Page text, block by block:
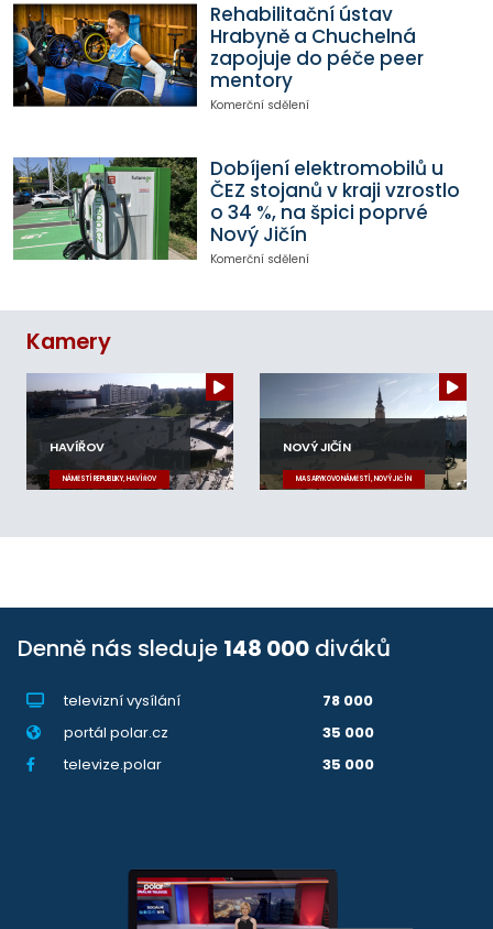
Rehabilitační ústav
Hrabyně a Chuchelná
zapojuje do péče peer
mentory
Komerční sdělení
Dobíjení elektromobilů u
ČEZ stojanů v kraji vzrostlo
o 34 %, na špici poprvé
Nový Jičín
Komerční sdělení
Kamery
HAVÍŘOV
NÁMĚSTÍ REPUBLIKY, HAVÍŘOV
NOVÝ JIČÍN
MASARYKOVO NÁMĚSTÍ, NOVÝ JIČÍN
Denně nás sleduje 148 000 diváků
televizní vysílání
78 000
portál polar.cz
35 000
televize.polar
35 000